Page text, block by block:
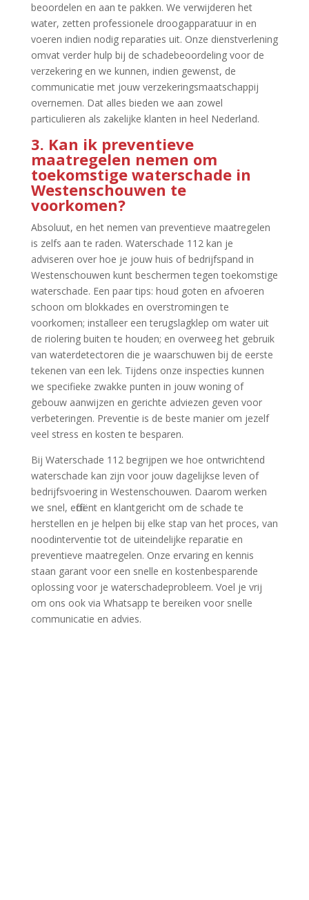
beoordelen en aan te pakken.​ We verwijderen het
water, zetten professionele droogapparatuur in en
voeren indien nodig reparaties uit.​ Onze dienstverlening
omvat verder hulp bij de schadebeoordeling voor de
verzekering en we kunnen, indien gewenst, de
communicatie met jouw verzekeringsmaatschappij
overnemen.​ Dat alles bieden we aan zowel
particulieren als zakelijke klanten in heel Nederland.​
3.​ Kan ik preventieve
maatregelen nemen om
toekomstige waterschade in
Westenschouwen te
voorkomen?
Absoluut, en het nemen van preventieve maatregelen
is zelfs aan te raden.​ Waterschade 112 kan je
adviseren over hoe je jouw huis of bedrijfspand in
Westenschouwen kunt beschermen tegen toekomstige
waterschade.​ Een paar tips: houd goten en afvoeren
schoon om blokkades en overstromingen te
voorkomen; installeer een terugslagklep om water uit
de riolering buiten te houden; en overweeg het gebruik
van waterdetectoren die je waarschuwen bij de eerste
tekenen van een lek.​ Tijdens onze inspecties kunnen
we specifieke zwakke punten in jouw woning of
gebouw aanwijzen en gerichte adviezen geven voor
verbeteringen.​ Preventie is de beste manier om jezelf
veel stress en kosten te besparen.​
Bij Waterschade 112 begrijpen we hoe ontwrichtend
waterschade kan zijn voor jouw dagelijkse leven of
bedrijfsvoering in Westenschouwen.​ Daarom werken
we snel, efficiënt en klantgericht om de schade te
herstellen en je helpen bij elke stap van het proces, van
noodinterventie tot de uiteindelijke reparatie en
preventieve maatregelen.​ Onze ervaring en kennis
staan garant voor een snelle en kostenbesparende
oplossing voor je waterschadeprobleem.​ Voel je vrij
om ons ook via Whatsapp te bereiken voor snelle
communicatie en advies.​